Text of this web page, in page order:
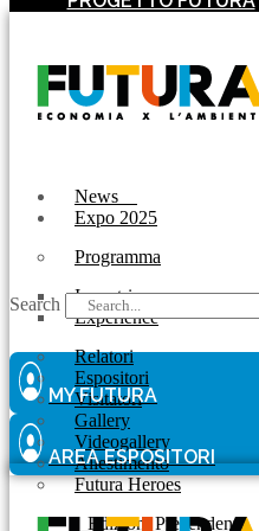
News
Expo 2025
Programma
Incontri
Experience
Relatori
Espositori
Visitatori
Gallery
Videogallery
Allestimento
Futura Heroes
| Edizioni Precendenti
Search
MY FUTURA
AREA ESPOSITORI